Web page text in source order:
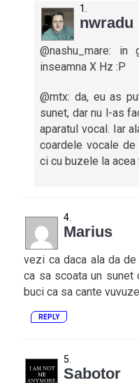
nwradu
@nashu_mare:
inseamna X Hz :P
@mtx: da, eu as
sunet, dar nu l-as
aparatul vocal. Iar
coardele vocale
ci cu buzele la acea
Marius
vezi ca daca ala da
ca sa scoata un sunet
buci ca sa cante
REPLY
Sabotor